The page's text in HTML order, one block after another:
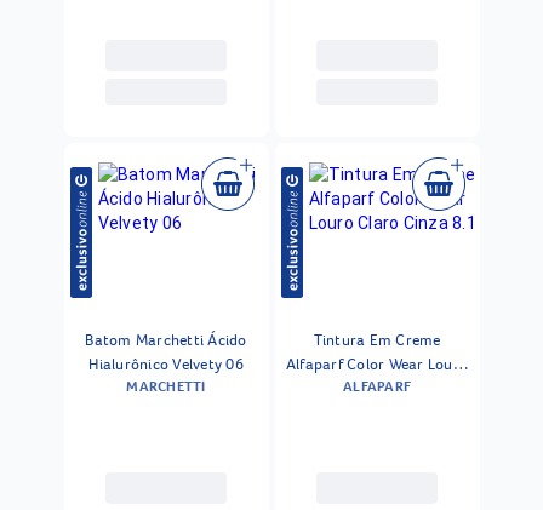
Batom Marchetti Ácido
Hialurônico Velvety 06
MARCHETTI
Tintura Em Creme
Alfaparf Color Wear Louro
Claro Cinza 8.1
ALFAPARF